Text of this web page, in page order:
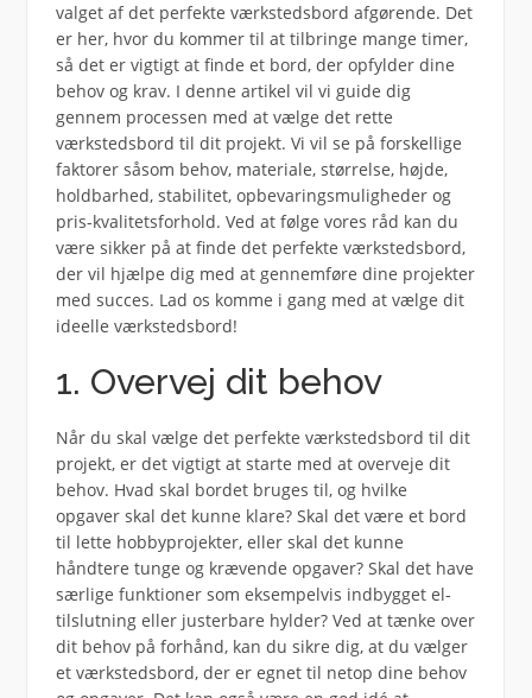
valget af det perfekte værkstedsbord afgørende. Det
er her, hvor du kommer til at tilbringe mange timer,
så det er vigtigt at finde et bord, der opfylder dine
behov og krav. I denne artikel vil vi guide dig
gennem processen med at vælge det rette
værkstedsbord til dit projekt. Vi vil se på forskellige
faktorer såsom behov, materiale, størrelse, højde,
holdbarhed, stabilitet, opbevaringsmuligheder og
pris-kvalitetsforhold. Ved at følge vores råd kan du
være sikker på at finde det perfekte værkstedsbord,
der vil hjælpe dig med at gennemføre dine projekter
med succes. Lad os komme i gang med at vælge dit
ideelle værkstedsbord!
1. Overvej dit behov
Når du skal vælge det perfekte værkstedsbord til dit
projekt, er det vigtigt at starte med at overveje dit
behov. Hvad skal bordet bruges til, og hvilke
opgaver skal det kunne klare? Skal det være et bord
til lette hobbyprojekter, eller skal det kunne
håndtere tunge og krævende opgaver? Skal det have
særlige funktioner som eksempelvis indbygget el-
tilslutning eller justerbare hylder? Ved at tænke over
dit behov på forhånd, kan du sikre dig, at du vælger
et værkstedsbord, der er egnet til netop dine behov